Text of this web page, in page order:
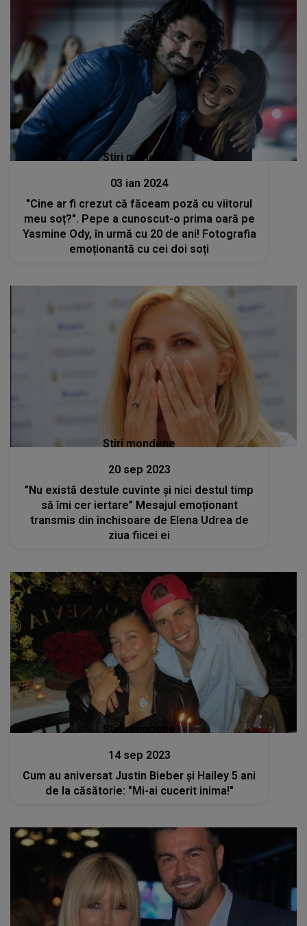
Stiri mondene
03 ian 2024
"Cine ar fi crezut că făceam poză cu viitorul
meu soț?". Pepe a cunoscut-o prima oară pe
Yasmine Ody, în urmă cu 20 de ani! Fotografia
emoționantă cu cei doi soți
Stiri mondene
20 sep 2023
”Nu există destule cuvinte și nici destul timp
să îmi cer iertare” Mesajul emoționant
transmis din închisoare de Elena Udrea de
ziua fiicei ei
Stiri mondene
14 sep 2023
Cum au aniversat Justin Bieber și Hailey 5 ani
de la căsătorie: "Mi-ai cucerit inima!"